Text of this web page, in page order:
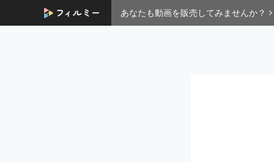
あなたも動画を販売してみませんか？